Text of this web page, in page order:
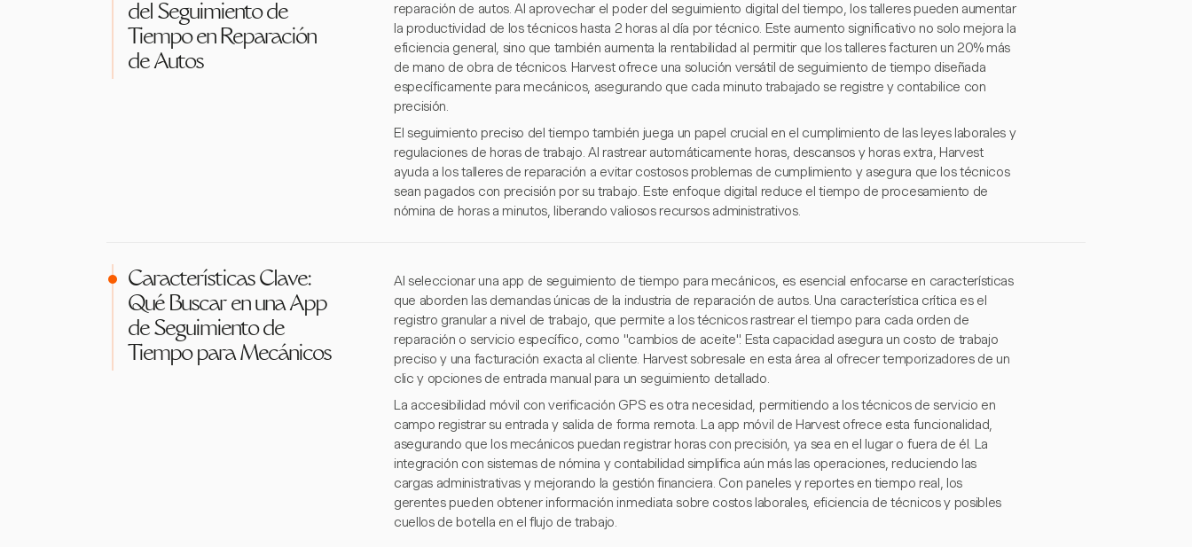
del Seguimiento de
Tiempo en Reparación
de Autos
reparación de autos. Al aprovechar el poder del seguimiento digital del tiempo, los talleres pueden aumentar
la productividad de los técnicos hasta 2 horas al día por técnico. Este aumento significativo no solo mejora la
eficiencia general, sino que también aumenta la rentabilidad al permitir que los talleres facturen un 20% más
de mano de obra de técnicos. Harvest ofrece una solución versátil de seguimiento de tiempo diseñada
específicamente para mecánicos, asegurando que cada minuto trabajado se registre y contabilice con
precisión.
El seguimiento preciso del tiempo también juega un papel crucial en el cumplimiento de las leyes laborales y
regulaciones de horas de trabajo. Al rastrear automáticamente horas, descansos y horas extra, Harvest
ayuda a los talleres de reparación a evitar costosos problemas de cumplimiento y asegura que los técnicos
sean pagados con precisión por su trabajo. Este enfoque digital reduce el tiempo de procesamiento de
nómina de horas a minutos, liberando valiosos recursos administrativos.
Características Clave:
Qué Buscar en una App
de Seguimiento de
Tiempo para Mecánicos
Al seleccionar una app de seguimiento de tiempo para mecánicos, es esencial enfocarse en características
que aborden las demandas únicas de la industria de reparación de autos. Una característica crítica es el
registro granular a nivel de trabajo, que permite a los técnicos rastrear el tiempo para cada orden de
reparación o servicio específico, como "cambios de aceite". Esta capacidad asegura un costo de trabajo
preciso y una facturación exacta al cliente. Harvest sobresale en esta área al ofrecer temporizadores de un
clic y opciones de entrada manual para un seguimiento detallado.
La accesibilidad móvil con verificación GPS es otra necesidad, permitiendo a los técnicos de servicio en
campo registrar su entrada y salida de forma remota. La app móvil de Harvest ofrece esta funcionalidad,
asegurando que los mecánicos puedan registrar horas con precisión, ya sea en el lugar o fuera de él. La
integración con sistemas de nómina y contabilidad simplifica aún más las operaciones, reduciendo las
cargas administrativas y mejorando la gestión financiera. Con paneles y reportes en tiempo real, los
gerentes pueden obtener información inmediata sobre costos laborales, eficiencia de técnicos y posibles
cuellos de botella en el flujo de trabajo.